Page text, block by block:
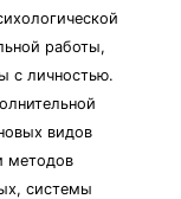
работы,
с личностью.
видов
методов
системы